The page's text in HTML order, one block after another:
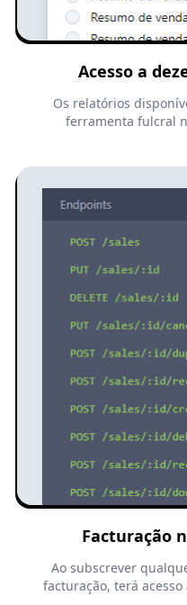
Acesso a
Os relatórios
ferramenta fulcral
Facturação
Ao subscrever
facturação, terá